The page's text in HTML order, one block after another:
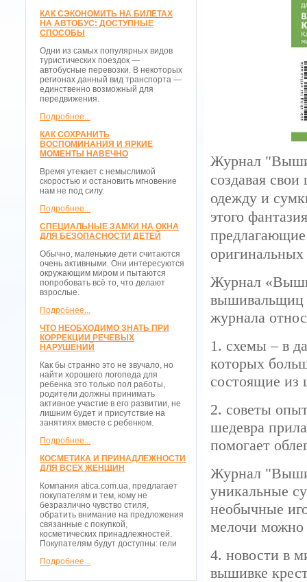
КАК СЭКОНОМИТЬ НА БИЛЕТАХ
НА АВТОБУС: ДОСТУПНЫЕ
СПОСОБЫ
Одни из самых популярных видов
туристических поездок —
автобусные перевозки. В некоторых
регионах данный вид транспорта —
единственно возможный для
передвижения.
Подробнее...
КАК СОХРАНИТЬ
ВОСПОМИНАНИЯ И ЯРКИЕ
МОМЕНТЫ НАВЕЧНО
Время утекает с немыслимой
скоростью и остановить мгновение
нам не под силу.
Подробнее...
СПЕЦИАЛЬНЫЕ ЗАМКИ НА ОКНА
ДЛЯ БЕЗОПАСНОСТИ ДЕТЕЙ
Обычно, маленькие дети считаются
очень активными. Они интересуются
окружающим миром и пытаются
попробовать всё то, что делают
взрослые.
Подробнее...
ЧТО НЕОБХОДИМО ЗНАТЬ ПРИ
КОРРЕКЦИИ РЕЧЕВЫХ
НАРУШЕНИЙ
Как бы странно это не звучало, но
найти хорошего логопеда для
ребенка это только пол работы,
родители должны принимать
активное участие в его развитии, не
лишним будет и присутствие на
занятиях вместе с ребенком.
Подробнее...
КОСМЕТИКА И ПРИНАДЛЕЖНОСТИ
ДЛЯ ВСЕХ ЖЕНЩИН
Компания atica.com.ua, предлагает
покупателям и тем, кому не
безразлично чувство стиля,
обратить внимание на предложения
связанные с покупкой,
косметических принадлежностей.
Покупателям будут доступны: гели
Подробнее...
Журнал
создавая
одежду и
этого
Журнал
вышивальщиц
журнала
1. схемы – в
которых
состоящие из
2. советы
шедевра
помогает
Журнал
уникальные
необычные
мелочи можно
4. новости в
вышивке